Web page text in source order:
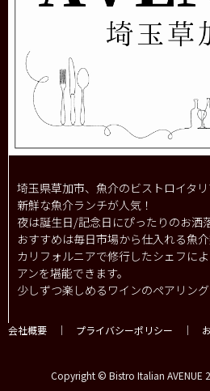
埼玉県草加市、魚介のビストロイタ
新鮮な魚介ランチが人気！
夜は誕生日/記念日にぴったりのお洒
おすすめは毎日市場から仕入れる魚
カリフォルニアで修行したシェフに
アンを堪能できます。
少しずつ楽しめるワインのペアリン
会社概要 ｜ プライバシーポリシー ｜
Copyright © Bistro Italian AVENUE